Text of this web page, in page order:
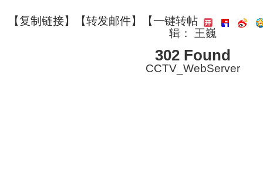
【复制链接】【转发邮件】
【一键转帖
辑： 王巍
302 Found
CCTV_WebServer